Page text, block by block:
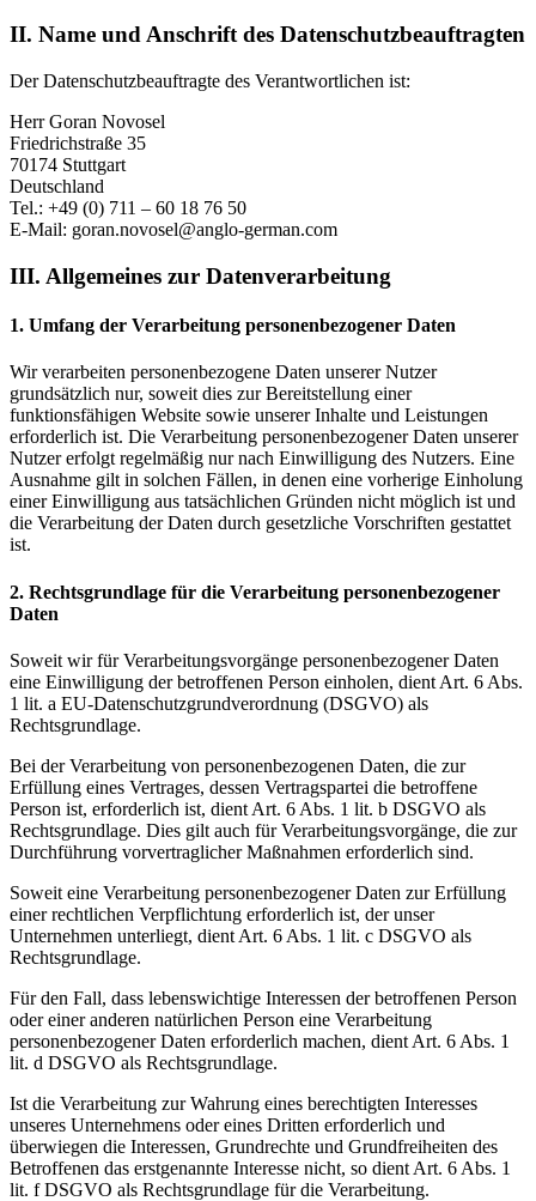
II. Name und Anschrift des Datenschutzbeauftragten
Der Datenschutzbeauftragte des Verantwortlichen ist:
Herr Goran Novosel
Friedrichstraße 35
70174 Stuttgart
Deutschland
Tel.: +49 (0) 711 – 60 18 76 50
E-Mail: goran.novosel@anglo-german.com
III. Allgemeines zur Datenverarbeitung
1. Umfang der Verarbeitung personenbezogener Daten
Wir verarbeiten personenbezogene Daten unserer Nutzer
grundsätzlich nur, soweit dies zur Bereitstellung einer
funktionsfähigen Website sowie unserer Inhalte und Leistungen
erforderlich ist. Die Verarbeitung personenbezogener Daten unserer
Nutzer erfolgt regelmäßig nur nach Einwilligung des Nutzers. Eine
Ausnahme gilt in solchen Fällen, in denen eine vorherige Einholung
einer Einwilligung aus tatsächlichen Gründen nicht möglich ist und
die Verarbeitung der Daten durch gesetzliche Vorschriften gestattet
ist.
2. Rechtsgrundlage für die Verarbeitung personenbezogener
Daten
Soweit wir für Verarbeitungsvorgänge personenbezogener Daten
eine Einwilligung der betroffenen Person einholen, dient Art. 6 Abs.
1 lit. a EU-Datenschutzgrundverordnung (DSGVO) als
Rechtsgrundlage.
Bei der Verarbeitung von personenbezogenen Daten, die zur
Erfüllung eines Vertrages, dessen Vertragspartei die betroffene
Person ist, erforderlich ist, dient Art. 6 Abs. 1 lit. b DSGVO als
Rechtsgrundlage. Dies gilt auch für Verarbeitungsvorgänge, die zur
Durchführung vorvertraglicher Maßnahmen erforderlich sind.
Soweit eine Verarbeitung personenbezogener Daten zur Erfüllung
einer rechtlichen Verpflichtung erforderlich ist, der unser
Unternehmen unterliegt, dient Art. 6 Abs. 1 lit. c DSGVO als
Rechtsgrundlage.
Für den Fall, dass lebenswichtige Interessen der betroffenen Person
oder einer anderen natürlichen Person eine Verarbeitung
personenbezogener Daten erforderlich machen, dient Art. 6 Abs. 1
lit. d DSGVO als Rechtsgrundlage.
Ist die Verarbeitung zur Wahrung eines berechtigten Interesses
unseres Unternehmens oder eines Dritten erforderlich und
überwiegen die Interessen, Grundrechte und Grundfreiheiten des
Betroffenen das erstgenannte Interesse nicht, so dient Art. 6 Abs. 1
lit. f DSGVO als Rechtsgrundlage für die Verarbeitung.